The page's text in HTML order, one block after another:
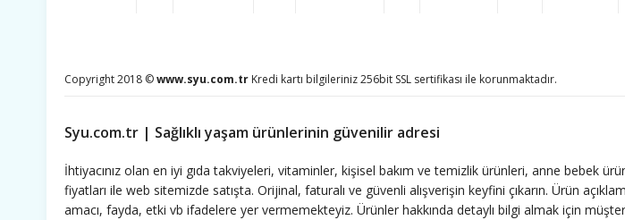
Copyright 2018 ©www.syu.com.tr Kredi kartı bilgileriniz 256bit SSL sertifikası ile korunmaktadır.
Syu.com.tr | Sağlıklı yaşam ürünlerinin güvenilir adresi
İhtiyacınız olan en iyi gıda takviyeleri, vitaminler, kişisel bakım ve temizlik ürünleri, anne bebek
fiyatları ile web sitemizde satışta. Orijinal, faturalı ve güvenli alışverişin keyfini çıkarın. Ürün
amacı, fayda, etki vb ifadelere yer vermemekteyiz. Ürünler hakkında detaylı bilgi almak için